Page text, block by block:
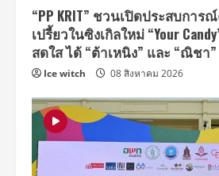
“PP KRIT” ชวนเปิดประสบกา
เปรี้ยวในซิงเกิลใหม่ “Your
สดใส ได้ “ต้าเหนิง” และ “ณิชา
Ice witch 08 สิงหาคม 2026